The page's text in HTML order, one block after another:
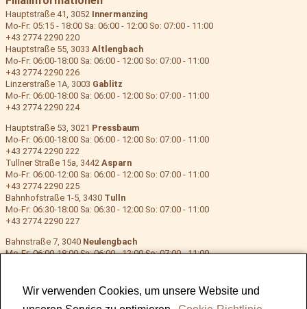
Wir verwenden Cookies, um unsere Website und
Hauptstraße 41, 3052 Innermanzing
Mo-Fr: 05:15 - 18:00 Sa: 06:00 - 12:00 So: 07:00 - 11:00
+43 2774 2290 220
Hauptstraße 55, 3033 Altlengbach
Mo-Fr: 06:00-18:00 Sa: 06:00 - 12:00 So: 07:00 - 11:00
+43 2774 2290 226
Linzerstraße 1A, 3003 Gablitz
Mo-Fr: 06:00-18:00 Sa: 06:00 - 12:00 So: 07:00 - 11:00
+43 2774 2290 224
Hauptstraße 53, 3021 Pressbaum
Mo-Fr: 06:00-18:00 Sa: 06:00 - 12:00 So: 07:00 - 11:00
+43 2774 2290 222
Tullner Straße 15a, 3442 Asparn
Mo-Fr: 06:00-12:00 Sa: 06:00 - 12:00 So: 07:00 - 11:00
+43 2774 2290 225
Bahnhofstraße 1-5, 3430 Tulln
Mo-Fr: 06:30-18:00 Sa: 06:30 - 12:00 So: 07:00 - 11:00
+43 2774 2290 227
Bahnstraße 7, 3040 Neulengbach
Mo-Fr: 06:00-18:00 Sa: 06:00 - 12:00 So: 07:00 - 11:00
Mo-Fr: 06:00-18:00 Sa: 06:00 - 12:00 So: 07:00 - 11:00